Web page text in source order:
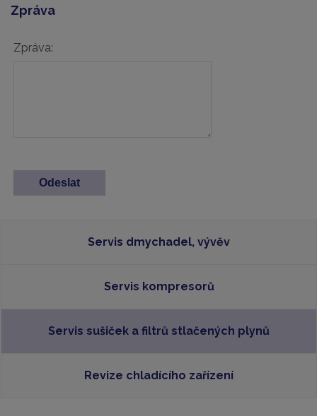
Zpráva
Zpráva:
Servis dmychadel, vývěv
Servis kompresorů
Servis sušiček a filtrů stlačených plynů
Revize chladícího zařízení